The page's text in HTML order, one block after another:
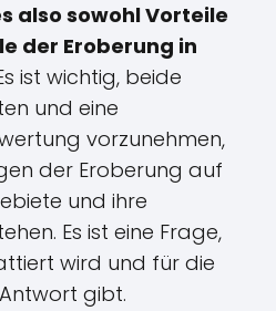
also sowohl Vorteile
der Eroberung in
ist wichtig, beide
und eine
vorzunehmen,
der Eroberung auf
und ihre
Es ist eine Frage,
wird und für die
gibt.